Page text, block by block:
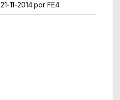
21-11-2014 por FE4